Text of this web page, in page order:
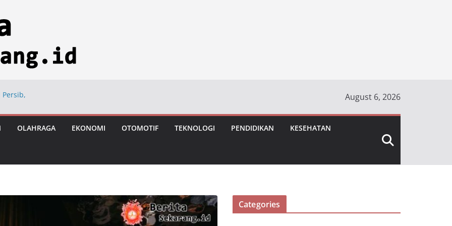
di Hayam
August 6, 2026
OLAHRAGA EKONOMI OTOMOTIF TEKNOLOGI PENDIDIKAN KESEHATAN
Categories